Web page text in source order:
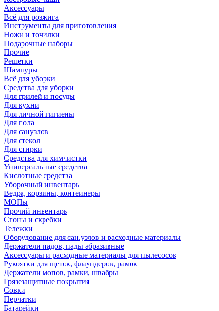
Аксессуары
Всё для розжига
Инструменты для приготовления
Ножи и точилки
Подарочные наборы
Прочие
Решетки
Шампуры
Всё для уборки
Средства для уборки
Для грилей и посуды
Для кухни
Для личной гигиены
Для пола
Для санузлов
Для стекол
Для стирки
Средства для химчистки
Универсальные средства
Кислотные средства
Уборочный инвентарь
Вёдра, корзины, контейнеры
МОПы
Прочий инвентарь
Сгоны и скребки
Тележки
Оборудование для сан.узлов и расходные материалы
Держатели падов, пады абразивные
Аксессуары и расходные материалы для пылесосов
Рукоятки для щеток, флаундеров, рамок
Держатели мопов, рамки, швабры
Грязезащитные покрытия
Совки
Перчатки
Батарейки